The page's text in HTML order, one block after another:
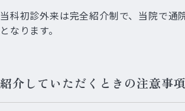
当科初診外来は完全紹介制で、当院で通
となります。
紹介していただくときの注意事項